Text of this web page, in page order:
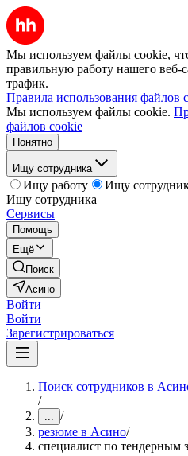
Мы используем файлы cookie,
правильную работу нашего веб-
трафик.
Правила использования файлов
Мы используем файлы cookie.
файлов cookie
Понятно
Ищу сотрудника
Ищу работу
Ищу
Ищу сотрудника
Сервисы
Помощь
Ещё
Поиск
Асино
Войти
Войти
Зарегистрироваться
Поиск сотрудников в
/
... /
резюме в Асино/
специалист по тендерным